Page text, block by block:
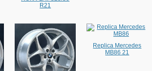
R21
Replica Mercedes
MB86 21